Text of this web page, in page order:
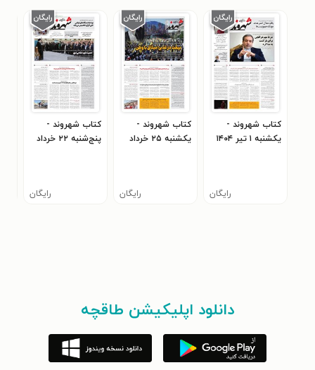
کتاب شهروند -
يکشنبه ۱ تير ۱۴۰۴
رایگان
کتاب شهروند -
يکشنبه ۲۵ خرداد
رایگان
کتاب شهروند -
پنج‌شنبه ۲۲ خرداد
رایگان
دانلود اپلیکیشن طاقچه